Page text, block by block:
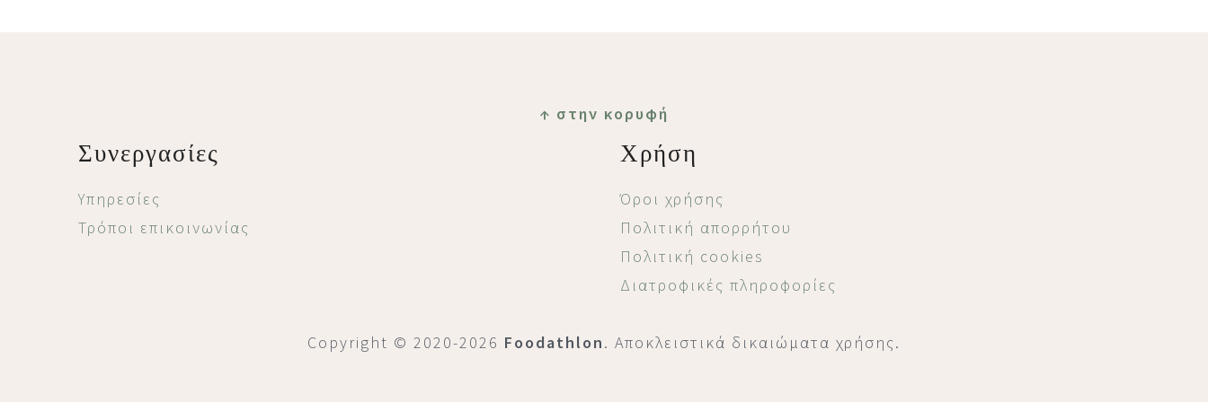
↑ στην κορυφή
Συνεργασίες
Υπηρεσίες
Τρόποι επικοινωνίας
Χρήση
Όροι χρήσης
Πολιτική απορρήτου
Πολιτική cookies
Διατροφικές πληροφορίες
Copyright © 2020-2026 Foodathlon. Αποκλειστικά δικαιώματα χρήσης.